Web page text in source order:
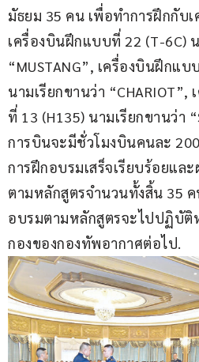
มัธยม 35 คน เพื่อทำการฝึกกับ
เครื่องบินฝึกแบบที่ 22 (T-6C)
“MUSTANG”, เครื่องบินฝึกแ
นามเรียกขานว่า “CHARIOT”,
ที่ 13 (H135) นามเรียกขานว่า
การบินจะมีชั่วโมงบินคนละ
การฝึกอบรมเสร็จเรียบร้อยแล
ตามหลักสูตรจำนวนทั้งสิ้น 35 ค
อบรมตามหลักสูตรจะไปปฏิบั
กองของกองทัพอากาศต่อไป.